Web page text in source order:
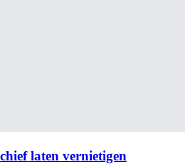
laten vernietigen